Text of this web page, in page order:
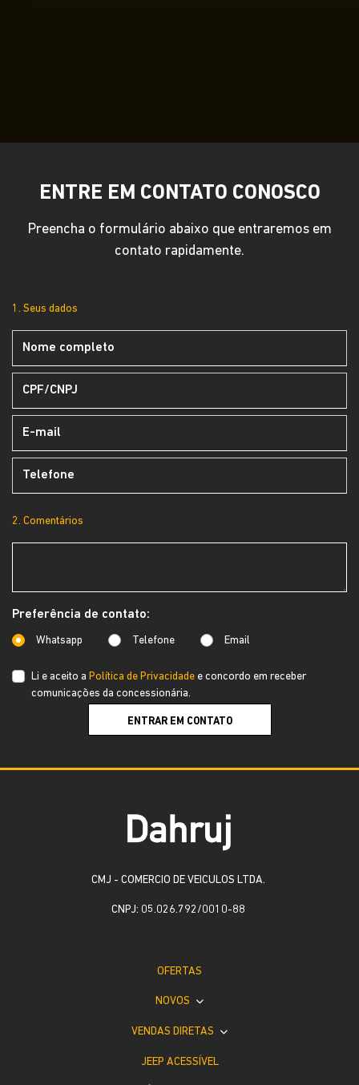
ENTRE EM CONTATO CONOSCO
Preencha o formulário abaixo que entraremos em
contato rapidamente.
1. Seus dados
2. Comentários
Preferência de contato:
Whatsapp Telefone Email
Li e aceito a Política de Privacidade e concordo em receber
comunicações da concessionária.
ENTRAR EM CONTATO
CMJ - COMERCIO DE VEICULOS LTDA.
CNPJ: 05.026.792/0010-88
OFERTAS
NOVOS
VENDAS DIRETAS
JEEP ACESSÍVEL